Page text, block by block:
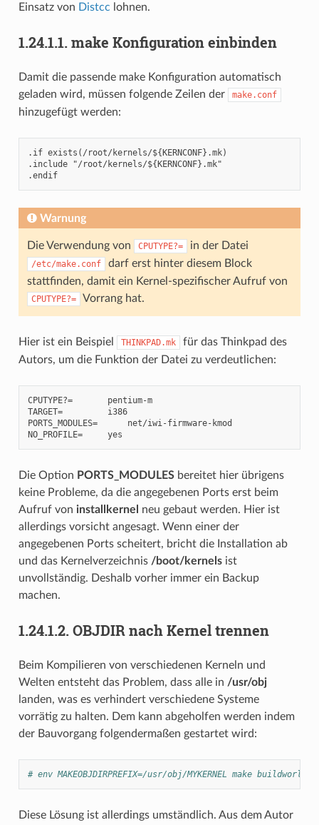
Einsatz von Distcc lohnen.
1.24.1.1. make Konfiguration einbinden
Damit die passende make Konfiguration automatisch
geladen wird, müssen folgende Zeilen der
make.conf
hinzugefügt werden:
.if exists(/root/kernels/${KERNCONF}.mk)
.include "/root/kernels/${KERNCONF}.mk"
.endif
Warnung
Die Verwendung von CPUTYPE?= in der Datei
/etc/make.conf
darf erst hinter diesem Block
stattfinden, damit ein Kernel-spezifischer Aufruf von
CPUTYPE?= Vorrang hat.
Hier ist ein Beispiel THINKPAD.mk
für das Thinkpad des
Autors, um die Funktion der Datei zu verdeutlichen:
CPUTYPE?=       pentium-m
TARGET=         i386
PORTS_MODULES=      net/iwi-firmware-kmod
Die Option PORTS_MODULESbereitet hier übrigens
keine Probleme, da die angegebenen Ports erst beim
Aufruf von installkernel
neu gebaut werden. Hier ist
allerdings vorsicht angesagt. Wenn einer der
angegebenen Ports scheitert, bricht die Installation ab
und das Kernelverzeichnis /boot/kernelsist
unvollständig. Deshalb vorher immer ein Backup
machen.
1.24.1.2. OBJDIR nach Kernel trennen
Beim Kompilieren von verschiedenen Kerneln und
Welten entsteht das Problem, dass alle in /usr/obj
landen, was es verhindert verschiedene Systeme
vorrätig zu halten. Dem kann abgeholfen werden indem
der Bauvorgang folgendermaßen gestartet wird:
# env MAKEOBJDIRPREFIX=/usr/obj/MYKERNEL make buildworld
Diese Lösung ist allerdings umständlich. Aus dem Autor